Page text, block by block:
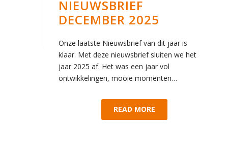
NIEUWSBRIEF
DECEMBER 2025
Onze laatste Nieuwsbrief van dit jaar is
klaar. Met deze nieuwsbrief sluiten we het
jaar 2025 af. Het was een jaar vol
ontwikkelingen, mooie momenten…
READ MORE